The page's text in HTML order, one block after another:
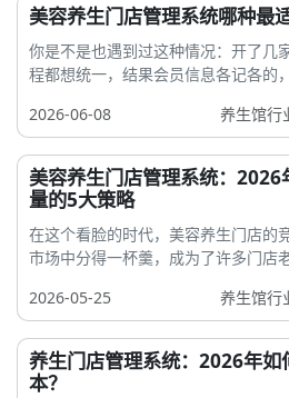
美容养生门店管理系统哪种最
你是不是也遇到过这种情况：开了几
程都想统一，结果会员信息各记各的
2026-06-08
养生馆行
美容养生门店管理系统：2026
量的5大策略
在这个看脸的时代，美容养生门店的
市场中分得一杯羹，成为了许多门店
2026-05-25
养生馆行
养生门店管理系统：2026年
本？